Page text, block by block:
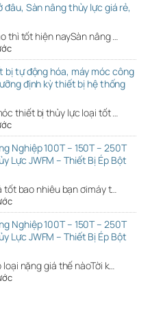
đâu, Sàn nâng thủy lực giá rẻ,
thì tốt hiện naySàn nâng …
bị tự động hóa, máy móc công
định kỳ thiết bị hệ thống
thiết bị thủy lực loại tốt …
Nghiệp 100T – 150T – 250T
Lực JWFM – Thiết Bị Ép Bột
tốt bao nhiêu bạn ơimáy t…
Nghiệp 100T – 150T – 250T
Lực JWFM – Thiết Bị Ép Bột
nặng giá thế nàoTời k…